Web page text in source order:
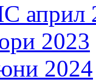
април
2023
2024